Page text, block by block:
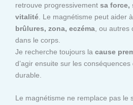
retrouve progressivement sa force,
vitalité . Le magnétisme peut aider
brûlures, zona, eczéma , ou
dans le corps.
Je recherche toujours la cause
d’agir ensuite sur les
durable.
Le magnétisme ne remplace pas le